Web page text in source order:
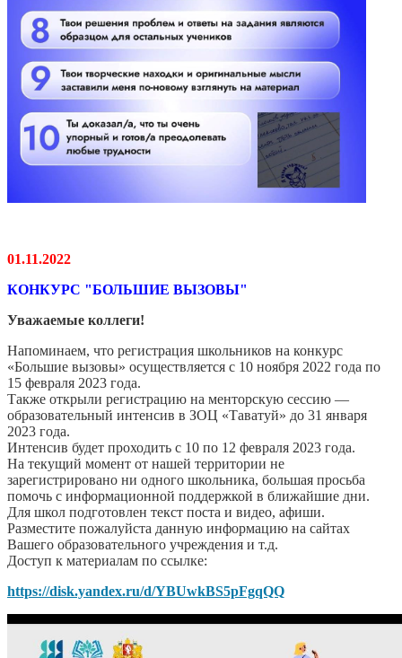
01.11.2022
КОНКУРС "БОЛЬШИЕ ВЫЗОВЫ"
Уважаемые коллеги!
Напоминаем, что регистрация школьников на конкурс
«Большие вызовы» осуществляется с 10 ноября 2022 года по
15 февраля 2023 года.
Также открыли регистрацию на менторскую сессию —
образовательный интенсив в ЗОЦ «Таватуй» до 31 января
2023 года.
Интенсив будет проходить с 10 по 12 февраля 2023 года.
На текущий момент от нашей территории не
зарегистрировано ни одного школьника, большая просьба
помочь с информационной поддержкой в ближайшие дни.
Для школ подготовлен текст поста и видео, афиши.
Разместите пожалуйста данную информацию на сайтах
Вашего образовательного учреждения и т.д.
Доступ к материалам по ссылке:
https://disk.yandex.ru/d/YBUwkBS5pFgqQQ